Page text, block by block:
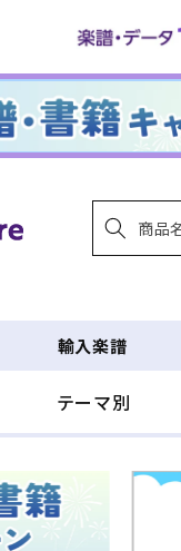
テーマ別
輸入楽譜